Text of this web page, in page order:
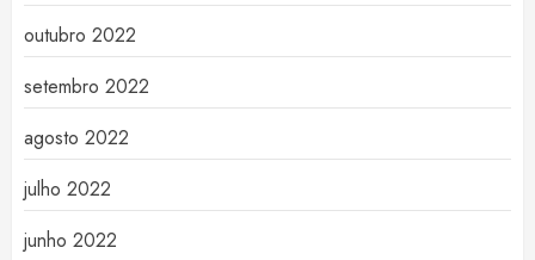
outubro 2022
setembro 2022
agosto 2022
julho 2022
junho 2022